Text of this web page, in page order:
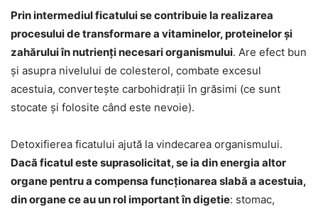
Prin intermediul ficatului se contribuie la realizarea
procesului de transformare a vitaminelor, proteinelor și
zahărului în nutrienți necesari organismului. Are efect bun
și asupra nivelului de colesterol, combate excesul
acestuia, convertește carbohidrații în grăsimi (ce sunt
stocate și folosite când este nevoie).
Detoxifierea ficatului ajută la vindecarea organismului.
Dacă ficatul este suprasolicitat, se ia din energia altor
organe pentru a compensa funcționarea slabă a acestuia,
din organe ce au un rol important în digetie: stomac,